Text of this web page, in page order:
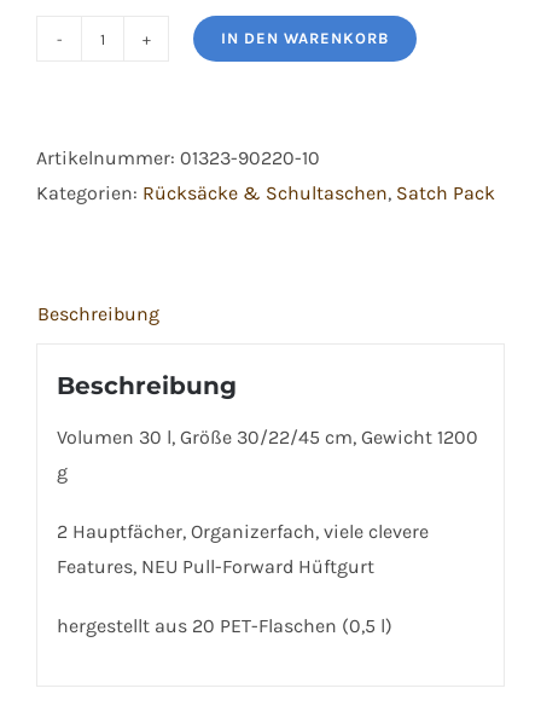
Menge
IN DEN WARENKORB
Artikelnummer: 01323-90220-10
Kategorien: Rücksäcke & Schultaschen, Satch Pack
Beschreibung
Beschreibung
Volumen 30 l, Größe 30/22/45 cm, Gewicht 1200
g
2 Hauptfächer, Organizerfach, viele clevere
Features, NEU Pull-Forward Hüftgurt
hergestellt aus 20 PET-Flaschen (0,5 l)